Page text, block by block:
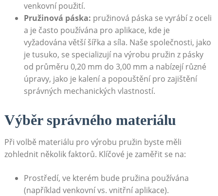
venkovní použití.
Pružinová páska: ‍pružinová ⁤páska se vyrábí‌ z oceli
a je‍ často používána pro aplikace, kde ‍je​
vyžadována větší šířka a síla. Naše společnosti, jako
je tusuko, ​se specializují na výrobu pružin z pásky⁢
od průměru 0,20 mm do 3,00 mm ⁤a nabízejí různé
úpravy, jako je kalení a​ popouštění pro ⁢zajištění
⁣správných ⁢mechanických vlastností.
Výběr správného materiálu
Při volbě⁣ materiálu pro výrobu pružin byste‌ měli
zohlednit​ několik ‍faktorů. ⁣Klíčové je⁢ zaměřit se ⁤na:
Prostředí, ve ‌kterém ​bude ⁢pružina používána
(například venkovní ‌vs. vnitřní aplikace).